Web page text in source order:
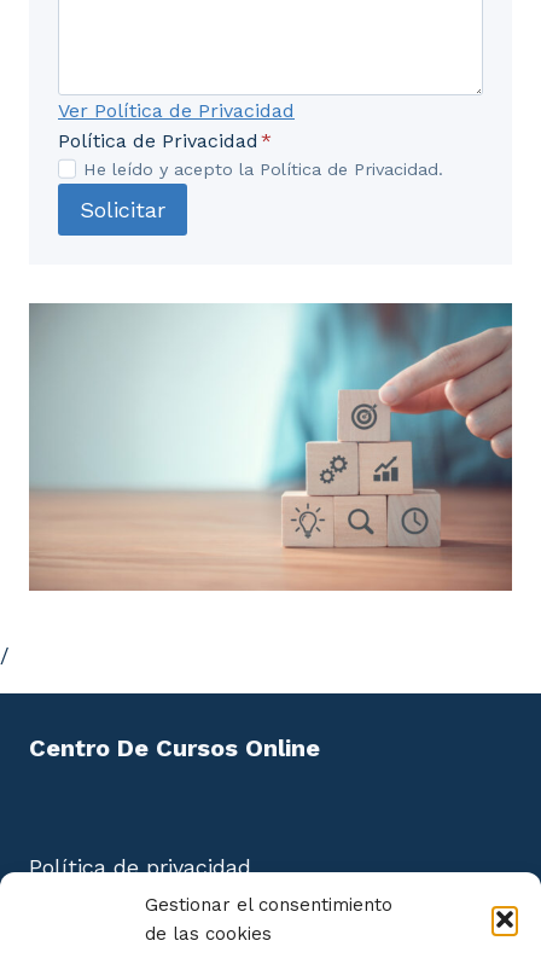
Gestionar el consentimiento
de las cookies
Ver Política de Privacidad
Política de Privacidad *
He leído y acepto la Política de Privacidad.
Solicitar
/
Centro De Cursos Online
Política de privacidad
Aviso Legal
Política de cookies